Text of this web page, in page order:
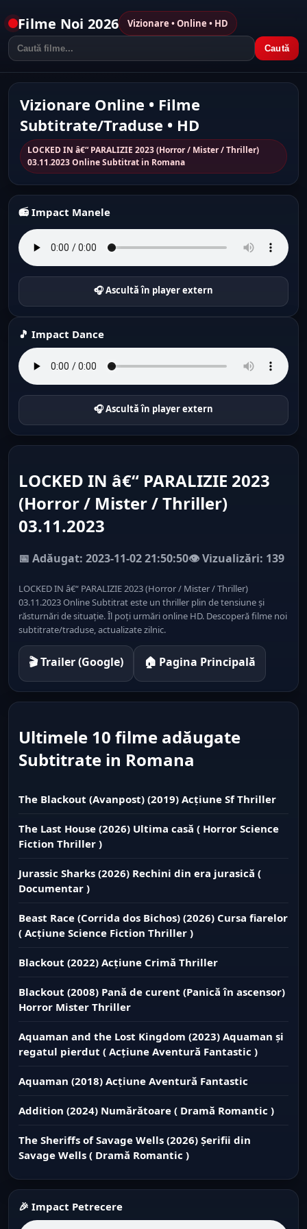
Filme Noi 2026 Vizionare • Online • HD
Caută
Vizionare Online • Filme
Subtitrate/Traduse • HD
LOCKED IN â€“ PARALIZIE 2023 (Horror / Mister / Thriller)
03.11.2023 Online Subtitrat in Romana
📻 Impact Manele
🎧 Ascultă în player extern
🎵 Impact Dance
🎧 Ascultă în player extern
LOCKED IN â€“ PARALIZIE 2023
(Horror / Mister / Thriller)
03.11.2023
📅 Adăugat: 2023-11-02 21:50:50👁️ Vizualizări: 139
LOCKED IN â€“ PARALIZIE 2023 (Horror / Mister / Thriller)
03.11.2023 Online Subtitrat este un thriller plin de tensiune și
răsturnări de situație. Îl poți urmări online HD. Descoperă filme noi
subtitrate/traduse, actualizate zilnic.
🎬 Trailer (Google) 🏠 Pagina Principală
Ultimele 10 filme adăugate
Subtitrate in Romana
The Blackout (Avanpost) (2019) Acțiune Sf Thriller
The Last House (2026) Ultima casă ( Horror Science
Fiction Thriller )
Jurassic Sharks (2026) Rechini din era jurasică (
Documentar )
Beast Race (Corrida dos Bichos) (2026) Cursa fiarelor
( Acțiune Science Fiction Thriller )
Blackout (2022) Acțiune Crimă Thriller
Blackout (2008) Pană de curent (Panică în ascensor)
Horror Mister Thriller
Aquaman and the Lost Kingdom (2023) Aquaman și
regatul pierdut ( Acțiune Aventură Fantastic )
Aquaman (2018) Acțiune Aventură Fantastic
Addition (2024) Numărătoare ( Dramă Romantic )
The Sheriffs of Savage Wells (2026) Șerifii din
Savage Wells ( Dramă Romantic )
🎉 Impact Petrecere